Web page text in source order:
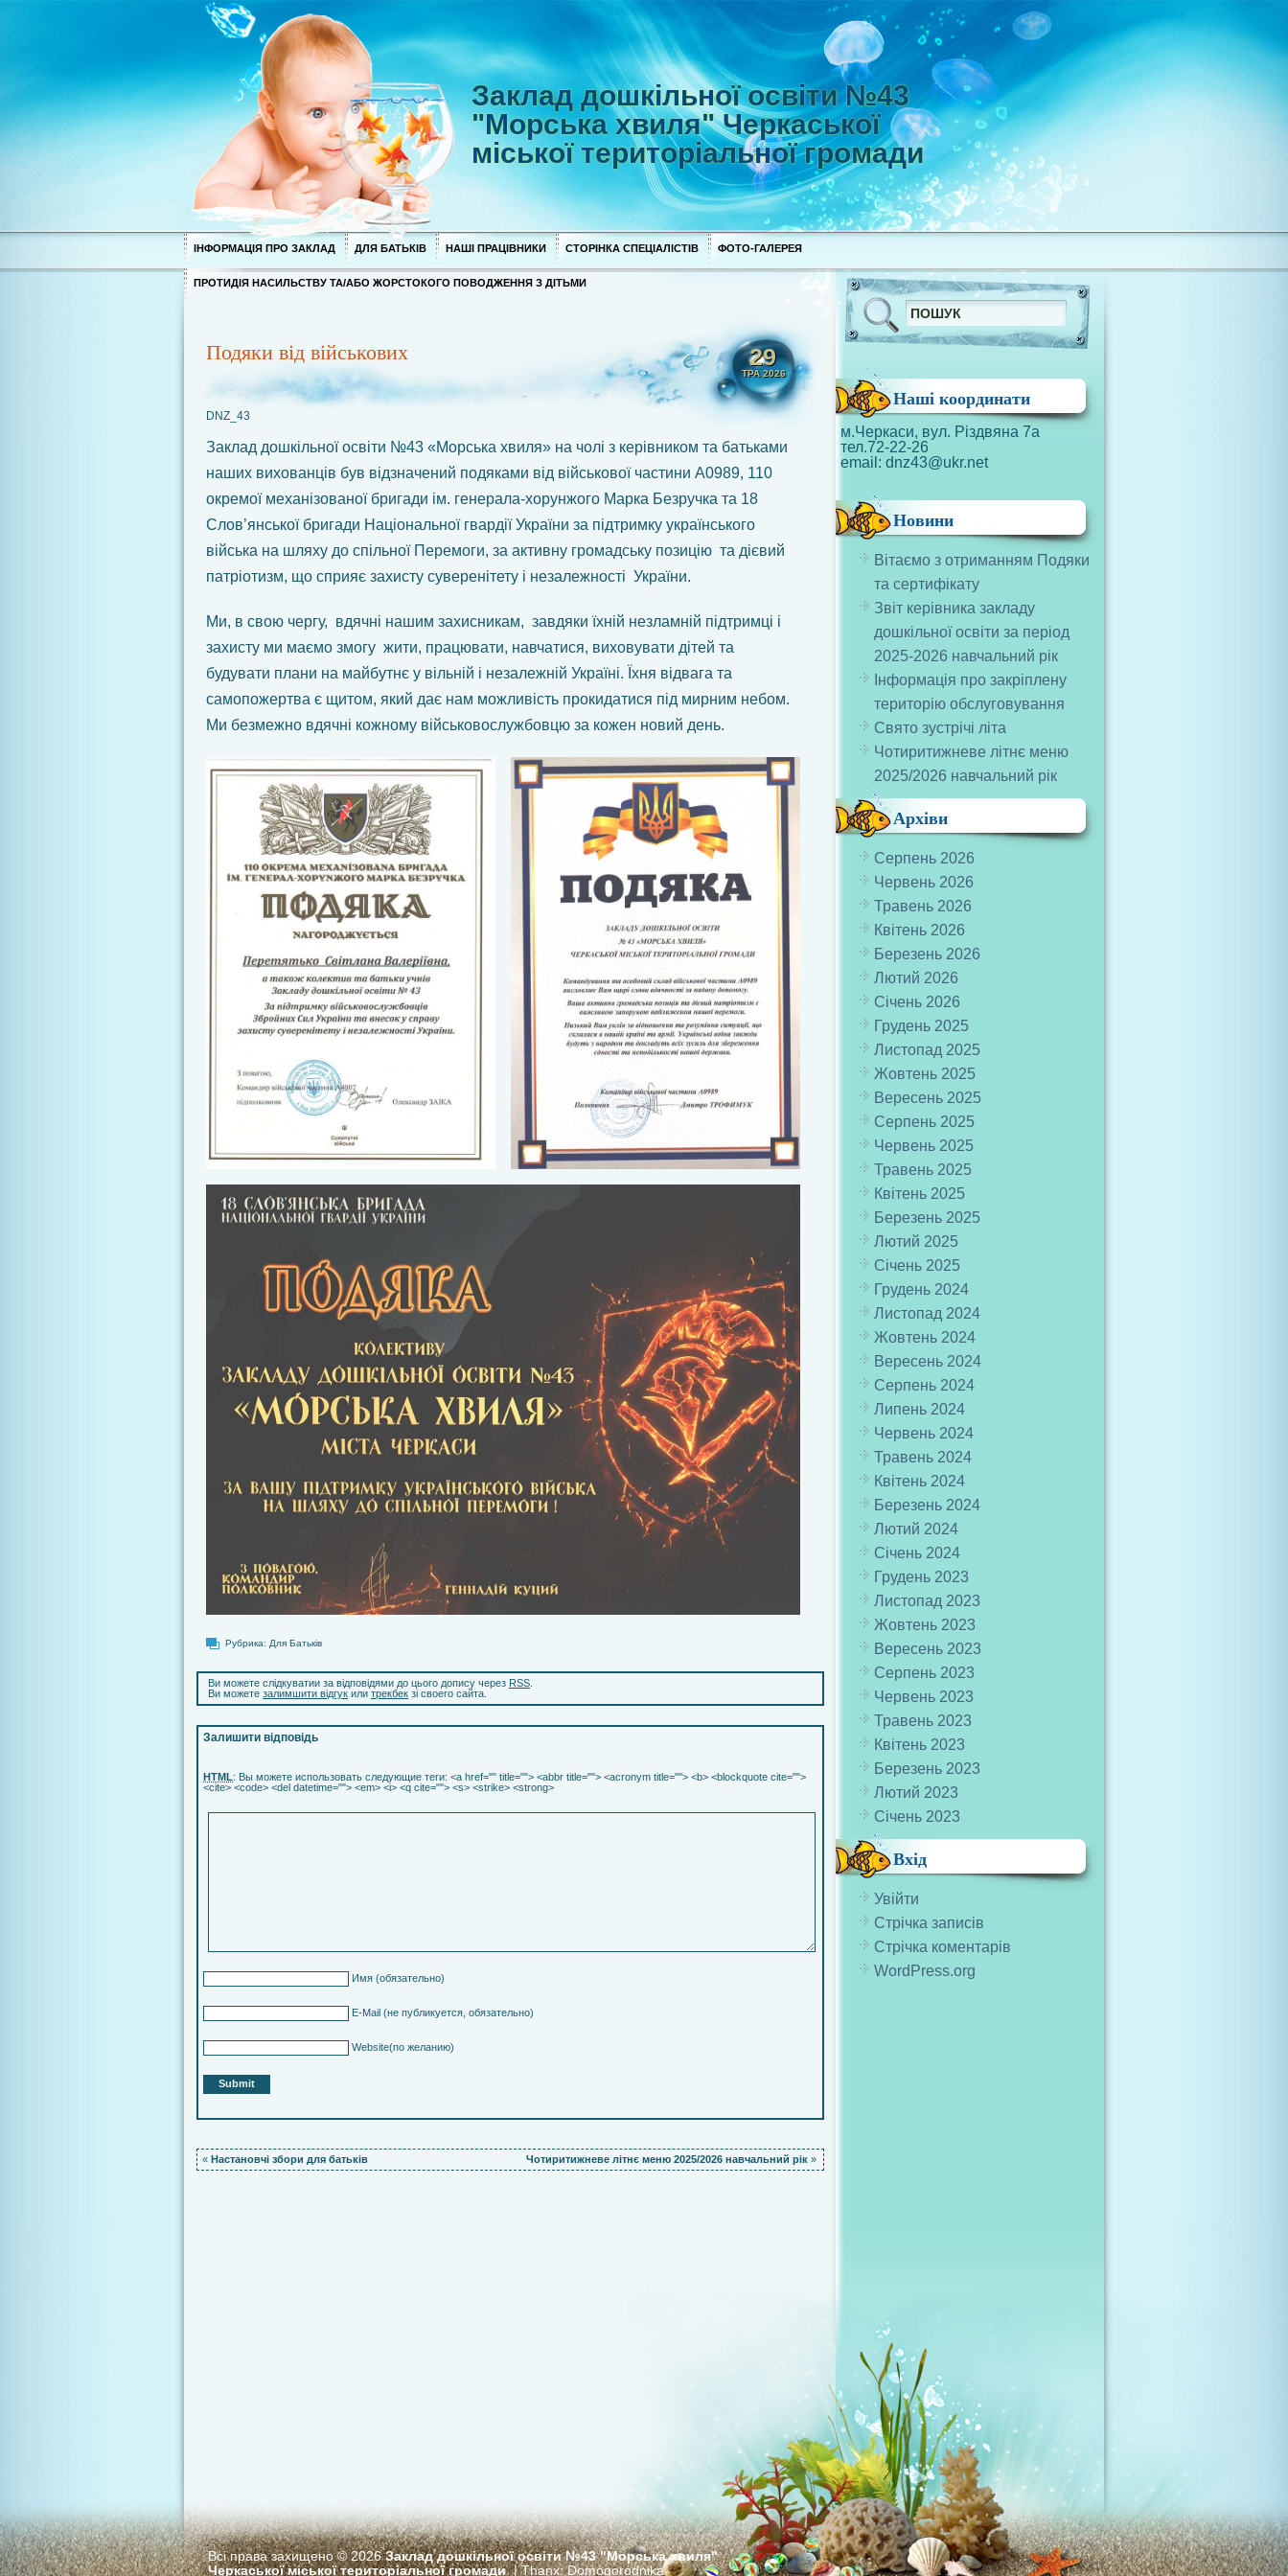
Заклад дошкільної освіти №43
"Морська хвиля" Черкаської
міської територіальної громади
ІНФОРМАЦІЯ ПРО ЗАКЛАД ДЛЯ БАТЬКІВ НАШІ ПРАЦІВНИКИ СТОРІНКА СПЕЦІАЛІСТІВ ФОТО-ГАЛЕРЕЯ
ПРОТИДІЯ НАСИЛЬСТВУ ТА/АБО ЖОРСТОКОГО ПОВОДЖЕННЯ З ДІТЬМИ
Подяки від військових 29
ТРА 2026
DNZ_43
Заклад дошкільної освіти №43 «Морська хвиля» на чолі з керівником та батьками
наших вихованців був відзначений подяками від військової частини А0989, 110
окремої механізованої бригади ім. генерала-хорунжого Марка Безручка та 18
Слов’янської бригади Національної гвардії України за підтримку українського
війська на шляху до спільної Перемоги, за активну громадську позицію та дієвий
патріотизм, що сприяє захисту суверенітету і незалежності України.
Ми, в свою чергу, вдячні нашим захисникам, завдяки їхній незламній підтримці і
захисту ми маємо змогу жити, працювати, навчатися, виховувати дітей та
будувати плани на майбутнє у вільній і незалежній Україні. Їхня відвага та
самопожертва є щитом, який дає нам можливість прокидатися під мирним небом.
Ми безмежно вдячні кожному військовослужбовцю за кожен новий день.
Рубрика: Для Батьків
Ви можете слідкуватии за відповідями до цього допису через RSS
Ви можете залимшити відгук или трекбек зі своего сайта.
Залишити відповідь
HTML: Вы можете использовать следующие теги: <a href="" title=""> <abbr title=""> <acronym title=""> <b> <blockquote cite="">
<cite> <code> <del datetime=""> <em> <i> <q cite=""> <s> <strike> <strong>
Имя (обязательно)
E-Mail (не публикуется, обязательно)
Website(по желанию)
« Настановчі збори для батьків Чотиритижневе літнє меню 2025/2026 навчальний рік »
Наші координати
м.Черкаси, вул. Різдвяна 7а
тел.72-22-26
email: dnz43@ukr.net
Новини
Вітаємо з отриманням Подяки
та сертифікату
Звіт керівника закладу
дошкільної освіти за період
2025-2026 навчальний рік
Інформація про закріплену
територію обслуговування
Свято зустрічі літа
Чотиритижневе літнє меню
2025/2026 навчальний рік
Архіви
Серпень 2026
Червень 2026
Травень 2026
Квітень 2026
Березень 2026
Лютий 2026
Січень 2026
Грудень 2025
Листопад 2025
Жовтень 2025
Вересень 2025
Серпень 2025
Червень 2025
Травень 2025
Квітень 2025
Березень 2025
Лютий 2025
Січень 2025
Грудень 2024
Листопад 2024
Жовтень 2024
Вересень 2024
Серпень 2024
Липень 2024
Червень 2024
Травень 2024
Квітень 2024
Березень 2024
Лютий 2024
Січень 2024
Грудень 2023
Листопад 2023
Жовтень 2023
Вересень 2023
Серпень 2023
Червень 2023
Травень 2023
Квітень 2023
Березень 2023
Лютий 2023
Січень 2023
Вхід
Увійти
Стрічка записів
Стрічка коментарів
WordPress.org
Всі права захищено © 2026Заклад дошкільної освіти №43 "Морська хвиля"
Черкаської міської територіальної громади. | Thanx:Domogorodnika